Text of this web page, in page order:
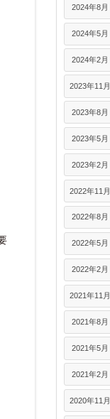
2024年8月
2024年5月
2024年2月
2023年11月
2023年8月
2023年5月
2023年2月
2022年11月
2022年8月
2022年5月
2022年2月
2021年11月
2021年8月
2021年5月
2021年2月
2020年11月